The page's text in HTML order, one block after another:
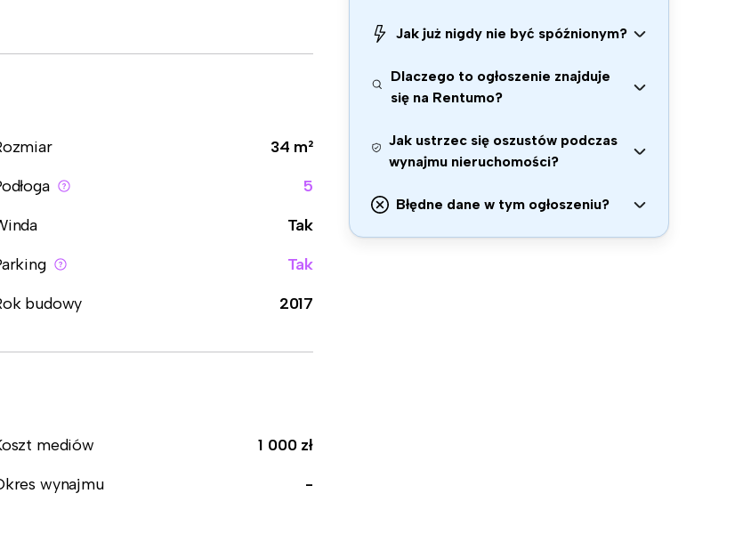
34 m²
5
Tak
Tak
budowy 2017
mediów
1 000 zł
wynajmu
-
Jak już nigdy nie być spóźnionym?
Dlaczego to ogłoszenie znajduje
się na Rentumo?
Jak ustrzec się oszustów podczas
wynajmu nieruchomości?
Błędne dane w tym ogłoszeniu?